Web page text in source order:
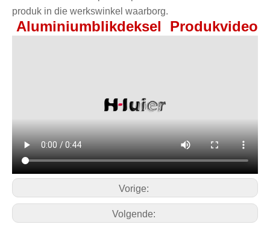
produk in die werkswinkel waarborg.
Aluminiumblikdeksel Produkvideo
Vorige:
Volgende: